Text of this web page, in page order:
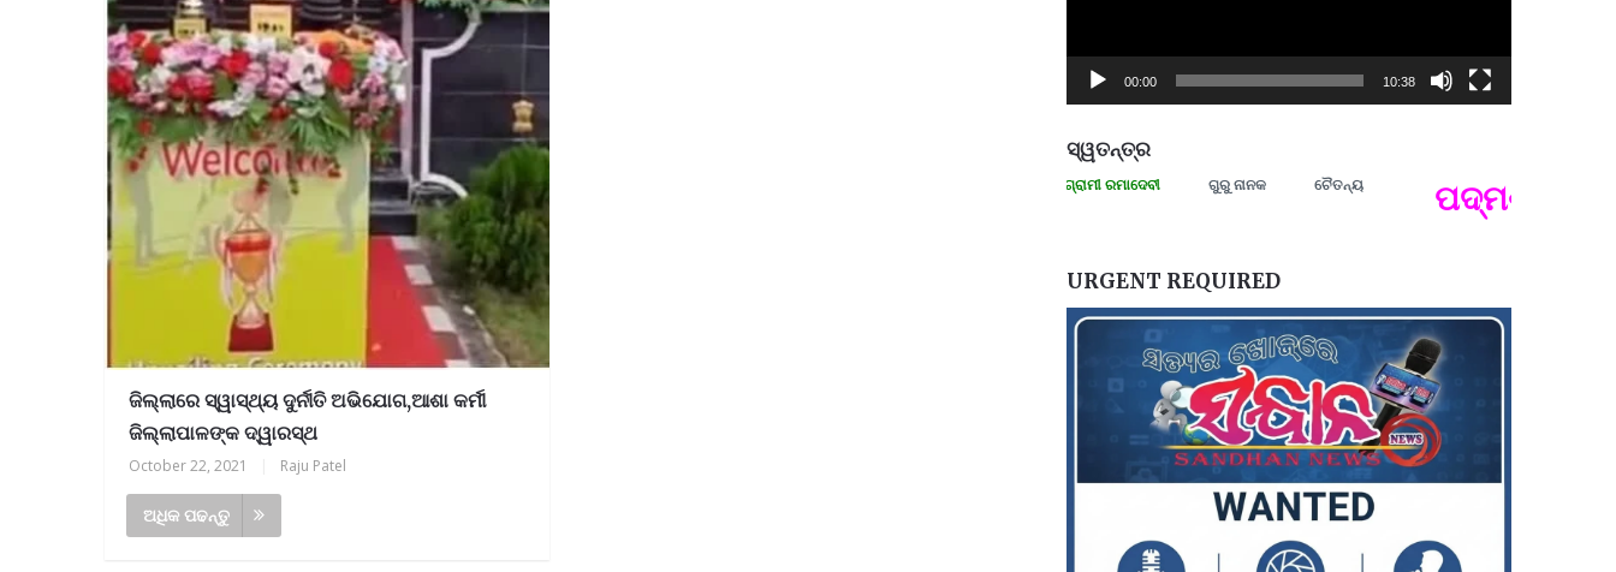
ଜିଲ୍ଲାରେ ସ୍ୱାସ୍ଥ୍ୟ ଦୁର୍ନୀତି ଅଭିଯୋଗ,ଆଶା କର୍ମୀ
ଜିଲ୍ଲାପାଳଙ୍କ ଦ୍ୱାରସ୍ଥ
October 22, 2021 Raju Patel
ଅଧିକ ପଢନ୍ତୁ
00:00 10:38
ସ୍ୱତନ୍ତ୍ର
ମନେ ପଡନ୍ତି: ସ୍ୱାଧୀନତା ସଂଗ୍ରାମୀ ରମାଦେବୀ ଗୁରୁ ନାନକ ଚୈତନ୍ୟ ପଦ୍ମଶ୍ରୀ
URGENT REQUIRED